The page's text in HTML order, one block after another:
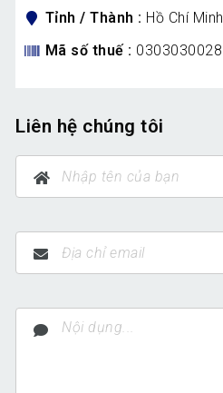
Tỉnh / Thành
Hồ Chí Minh
Mã số thuế
0303030028
Liên hệ chúng tôi